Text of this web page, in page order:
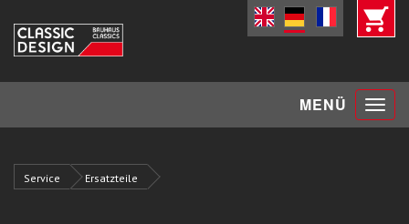
MENÜ Toggle
Service Ersatzteile